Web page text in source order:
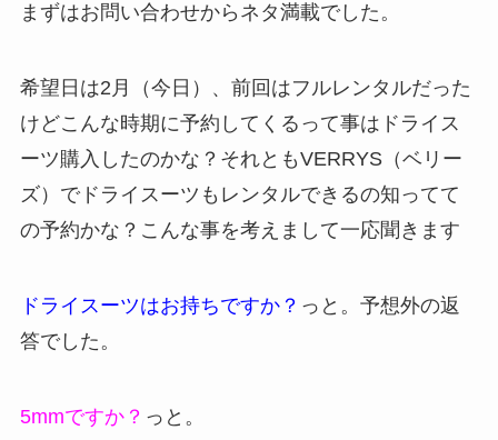
まずはお問い合わせからネタ満載でした。
希望日は2月（今日）、前回はフルレンタルだった
けどこんな時期に予約してくるって事はドライス
ーツ購入したのかな？それともVERRYS（ベリー
ズ）でドライスーツもレンタルできるの知ってて
の予約かな？こんな事を考えまして一応聞きます
ドライスーツはお持ちですか？ っと。予想外の返
答でした。
5mmですか？ っと。